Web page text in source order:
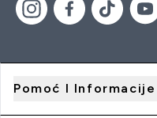
Pomoć I Informacije